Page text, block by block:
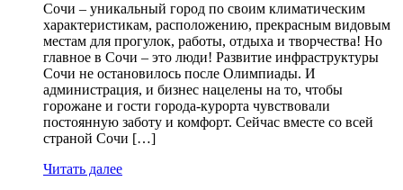
Сочи – уникальный город по своим климатическим
характеристикам, расположению, прекрасным видовым
местам для прогулок, работы, отдыха и творчества! Но
главное в Сочи – это люди! Развитие инфраструктуры
Сочи не остановилось после Олимпиады. И
администрация, и бизнес нацелены на то, чтобы
горожане и гости города-курорта чувствовали
постоянную заботу и комфорт. Сейчас вместе со всей
страной Сочи […]
Читать далее